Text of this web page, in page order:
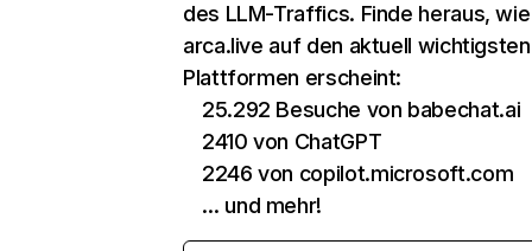
des LLM-Traffics. Finde heraus, wie
arca.live auf den aktuell
Plattformen erscheint:
25.292 Besuche von babechat.ai
2410 von ChatGPT
2246 von copilot.microsoft.com
… und mehr!